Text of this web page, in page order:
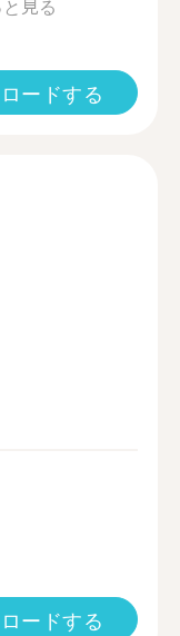
見る
ードする
ードする